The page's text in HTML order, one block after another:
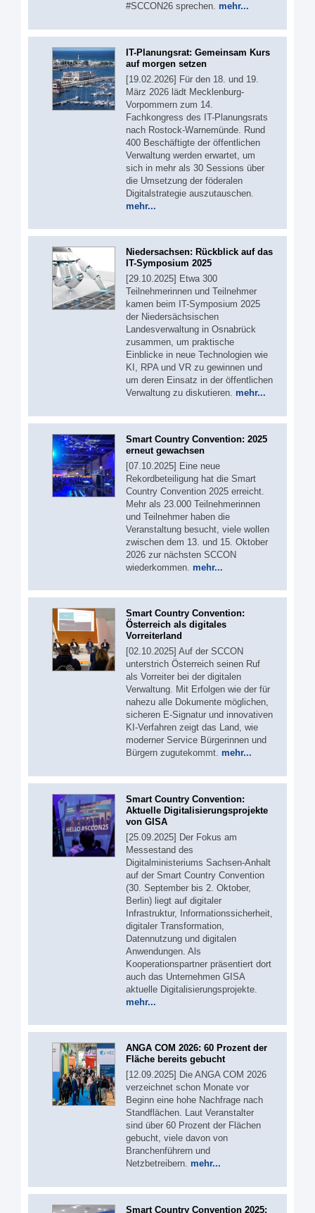
#SCCON26 sprechen. mehr...
IT-Planungsrat: Gemeinsam Kurs
auf morgen setzen
[19.02.2026] Für den 18. und 19.
März 2026 lädt Mecklenburg-
Vorpommern zum 14.
Fachkongress des IT-Planungsrats
nach Rostock-Warnemünde. Rund
400 Beschäftigte der öffentlichen
Verwaltung werden erwartet, um
sich in mehr als 30 Sessions über
die Umsetzung der föderalen
Digitalstrategie auszutauschen.
mehr...
Niedersachsen: Rückblick auf das
IT-Symposium 2025
[29.10.2025] Etwa 300
Teilnehmerinnen und Teilnehmer
kamen beim IT-Symposium 2025
der Niedersächsischen
Landesverwaltung in Osnabrück
zusammen, um praktische
Einblicke in neue Technologien wie
KI, RPA und VR zu gewinnen und
um deren Einsatz in der öffentlichen
Verwaltung zu diskutieren. mehr...
Smart Country Convention: 2025
erneut gewachsen
[07.10.2025] Eine neue
Rekordbeteiligung hat die Smart
Country Convention 2025 erreicht.
Mehr als 23.000 Teilnehmerinnen
und Teilnehmer haben die
Veranstaltung besucht, viele wollen
zwischen dem 13. und 15. Oktober
2026 zur nächsten SCCON
wiederkommen. mehr...
Smart Country Convention:
Österreich als digitales
Vorreiterland
[02.10.2025] Auf der SCCON
unterstrich Österreich seinen Ruf
als Vorreiter bei der digitalen
Verwaltung. Mit Erfolgen wie der für
nahezu alle Dokumente möglichen,
sicheren E-Signatur und innovativen
KI-Verfahren zeigt das Land, wie
moderner Service Bürgerinnen und
Bürgern zugutekommt. mehr...
Smart Country Convention:
Aktuelle Digitalisierungsprojekte
von GISA
[25.09.2025] Der Fokus am
Messestand des
Digitalministeriums Sachsen-Anhalt
auf der Smart Country Convention
(30. September bis 2. Oktober,
Berlin) liegt auf digitaler
Infrastruktur, Informationssicherheit,
digitaler Transformation,
Datennutzung und digitalen
Anwendungen. Als
Kooperationspartner präsentiert dort
auch das Unternehmen GISA
aktuelle Digitalisierungsprojekte.
mehr...
ANGA COM 2026: 60 Prozent der
Fläche bereits gebucht
[12.09.2025] Die ANGA COM 2026
verzeichnet schon Monate vor
Beginn eine hohe Nachfrage nach
Standflächen. Laut Veranstalter
sind über 60 Prozent der Flächen
gebucht, viele davon von
Branchenführern und
Netzbetreibern. mehr...
Smart Country Convention 2025: